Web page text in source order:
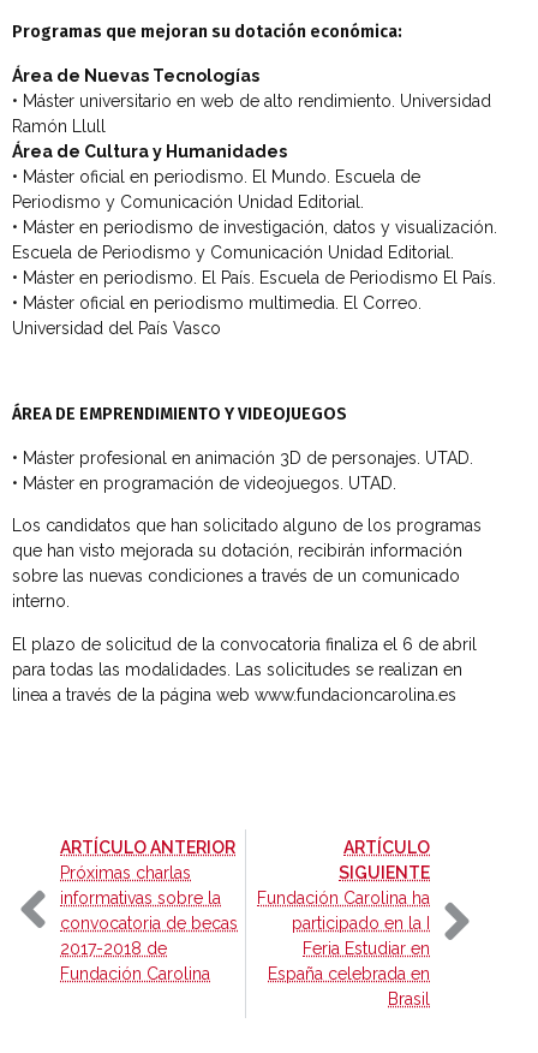
Programas que mejoran su dotación económica:
Área de Nuevas Tecnologías
• Máster universitario en web de alto rendimiento. Universidad
Ramón Llull
Área de Cultura y Humanidades
• Máster oficial en periodismo. El Mundo. Escuela de
Periodismo y Comunicación Unidad Editorial.
• Máster en periodismo de investigación, datos y visualización.
Escuela de Periodismo y Comunicación Unidad Editorial.
• Máster en periodismo. El País. Escuela de Periodismo El País.
• Máster oficial en periodismo multimedia. El Correo.
Universidad del País Vasco
ÁREA DE EMPRENDIMIENTO Y VIDEOJUEGOS
• Máster profesional en animación 3D de personajes. UTAD.
• Máster en programación de videojuegos. UTAD.
Los candidatos que han solicitado alguno de los programas
que han visto mejorada su dotación, recibirán información
sobre las nuevas condiciones a través de un comunicado
interno.
El plazo de solicitud de la convocatoria finaliza el 6 de abril
para todas las modalidades. Las solicitudes se realizan en
linea a través de la página web www.fundacioncarolina.es
ARTÍCULO ANTERIOR-
Próximas charlas
informativas sobre la
convocatoria de becas
2017-2018 de
Fundación Carolina
ARTÍCULO
SIGUIENTE-
Fundación Carolina ha
participado en la I
Feria Estudiar en
España celebrada en
Brasil